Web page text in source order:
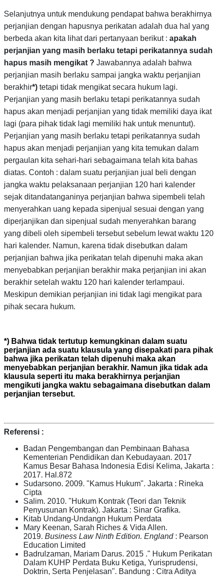
Selanjutnya untuk mendukung pendapat bahwa berakhirnya
perjanjian dengan hapusnya perikatan adalah dua hal yang
berbeda akan kita lihat dari pertanyaan berikut : apakah
perjanjian yang masih berlaku tetapi perikatannya sudah
hapus masih mengikat ? Jawabannya adalah bahwa
perjanjian masih berlaku sampai jangka waktu perjanjian
berakhir*) tetapi tidak mengikat secara hukum lagi.
Perjanjian yang masih berlaku tetapi perikatannya sudah
hapus akan menjadi perjanjian yang tidak memiliki daya ikat
lagi (para pihak tidak lagi memiliki hak untuk menuntut).
Perjanjian yang masih berlaku tetapi perikatannya sudah
hapus akan menjadi perjanjian yang kita temukan dalam
pergaulan kita sehari-hari sebagaimana telah kita bahas
diatas. Contoh : dalam suatu perjanjian jual beli dengan
jangka waktu pelaksanaan perjanjian 120 hari kalender
sejak ditandatanganinya perjanjian bahwa sipembeli telah
menyerahkan uang kepada sipenjual sesuai dengan yang
diperjanjikan dan sipenjual sudah menyerahkan barang
yang dibeli oleh sipembeli tersebut sebelum lewat waktu 120
hari kalender. Namun, karena tidak disebutkan dalam
perjanjian bahwa jika perikatan telah dipenuhi maka akan
menyebabkan perjanjian berakhir maka perjanjian ini akan
berakhir setelah waktu 120 hari kalender terlampaui.
Meskipun demikian perjanjian ini tidak lagi mengikat para
pihak secara hukum.
*) Bahwa tidak tertutup kemungkinan dalam suatu
perjanjian ada suatu klausula yang disepakati para pihak
bahwa jika perikatan telah dipenuhi maka akan
menyebabkan perjanjian berakhir. Namun jika tidak ada
klausula seperti itu maka berakhirnya perjanjian
mengikuti jangka waktu sebagaimana disebutkan dalam
perjanjian tersebut.
Referensi :
Badan Pengembangan dan Pembinaan Bahasa
Kementerian Pendidikan dan Kebudayaan. 2017
Kamus Besar Bahasa Indonesia Edisi Kelima, Jakarta :
2017. Hal.872
Sudarsono. 2009. "Kamus Hukum". Jakarta : Rineka
Cipta
Salim. 2010. "Hukum Kontrak (Teori dan Teknik
Penyusunan Kontrak). Jakarta : Sinar Grafika.
Kitab Undang-Undangn Hukum Perdata
Mary Keenan, Sarah Riches & Vida Allen.
2019. Business Law Ninth Edition. England: Pearson
Education Limited
Badrulzaman, Mariam Darus. 2015 ." Hukum Perikatan
Dalam KUHP Perdata Buku Ketiga, Yurisprudensi,
Doktrin, Serta Penjelasan". Bandung : Citra Aditya